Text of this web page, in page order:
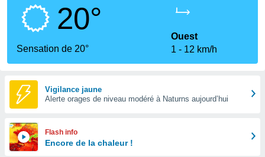
20°
Sensation de 20°
Ouest
1
12 km/h
Vigilance jaune
Alerte orages de niveau modéré à Naturns aujourd’hui
Flash info
Encore de la chaleur !